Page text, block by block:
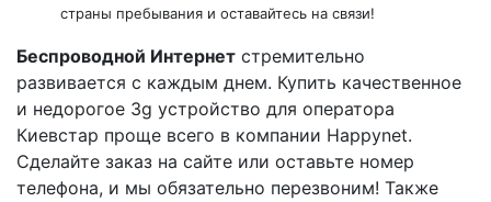
страны пребывания и оставайтесь на связи!
Беспроводной Интернет стремительно
развивается с каждым днем. Купить качественное
и недорогое 3g устройство для оператора
Киевстар проще всего в компании Happynet.
Сделайте заказ на сайте или оставьте номер
телефона, и мы обязательно перезвоним! Также